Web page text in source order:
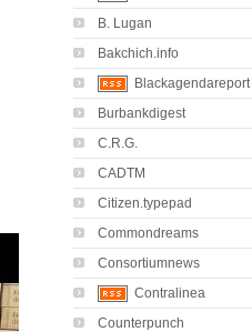
B. Lugan
Bakchich.info
Blackagendareport
Burbankdigest
C.R.G.
CADTM
Citizen.typepad
Commondreams
Consortiumnews
Contralinea
Counterpunch